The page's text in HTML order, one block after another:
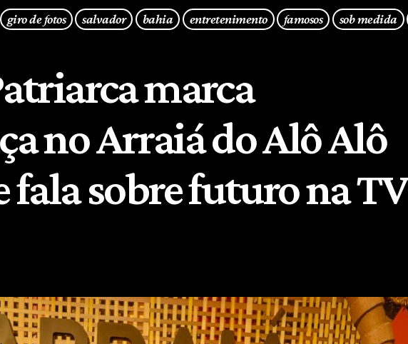
giro de fotos salvador bahia entretenimento famosos sob medida
marca
no Arraiá do Alô Alô
fala sobre futuro na TV